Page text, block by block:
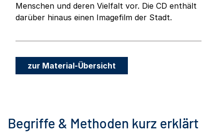
Menschen und deren Vielfalt vor. Die CD enthält
darüber hinaus einen Imagefilm der Stadt.
zur Material-Übersicht
Begriffe & Methoden kurz erklärt